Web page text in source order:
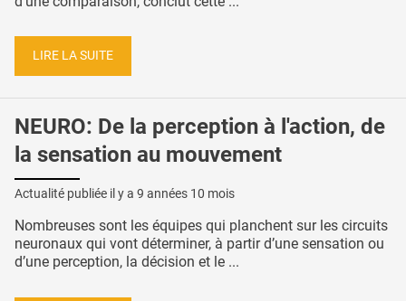
LIRE LA SUITE
NEURO: De la perception à l'action, de
la sensation au mouvement
Actualité publiée il y a 9 années 10 mois
Nombreuses sont les équipes qui planchent sur les circuits
neuronaux qui vont déterminer, à partir d’une sensation ou
d’une perception, la décision et le ...